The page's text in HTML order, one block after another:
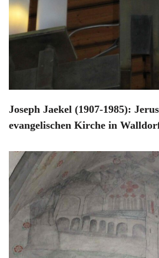
Joseph Jaekel (1907-1985):
evangelischen Kirche in